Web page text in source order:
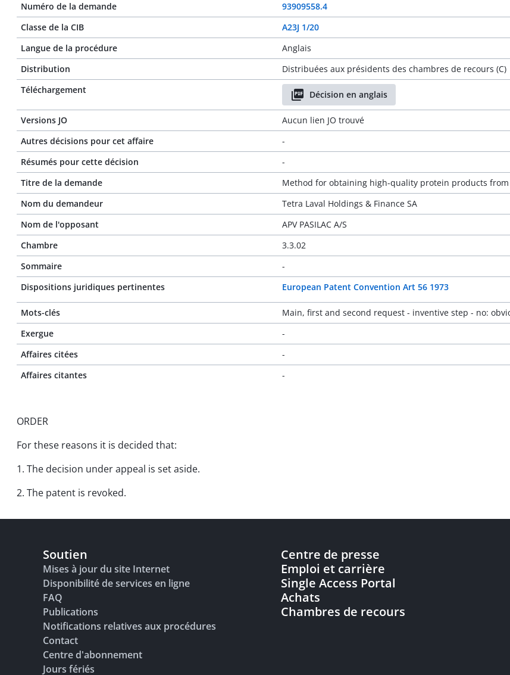
Numéro de la demande
93909558.4
Classe de la CIB
A23J 1/20
Langue de la procédure
Anglais
Distribution
Distribuées aux présidents des chambres de recours (C)
Téléchargement
Décision en anglais
Versions JO
Aucun lien JO trouvé
Autres décisions pour cet affaire
-
Résumés pour cette décision
-
Titre de la demande
Method for obtaining high-quality protein products from
Nom du demandeur
Tetra Laval Holdings & Finance SA
Nom de l'opposant
APV PASILAC A/S
Chambre
3.3.02
Sommaire
-
Dispositions juridiques pertinentes
European Patent Convention Art 56 1973
Mots-clés
Main, first and second request - inventive step - no:
Exergue
-
Affaires citées
-
Affaires citantes
-
ORDER
For these reasons it is decided that:
1. The decision under appeal is set aside.
2. The patent is revoked.
Soutien
Mises à jour du site Internet
Disponibilité de services en ligne
FAQ
Publications
Notifications relatives aux procédures
Contact
Centre d'abonnement
Jours fériés
Centre de presse
Emploi et carrière
Single Access Portal
Achats
Chambres de recours